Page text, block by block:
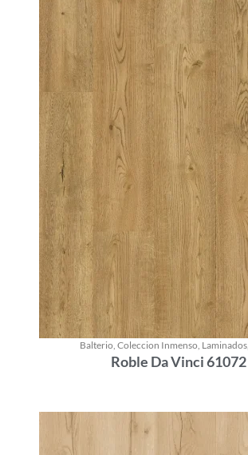
Balterio Coleccion Inmenso Laminados,
Roble Da Vinci 61072